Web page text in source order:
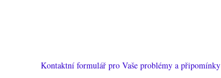
Kontaktní formulář pro Vaše problémy a připomínky